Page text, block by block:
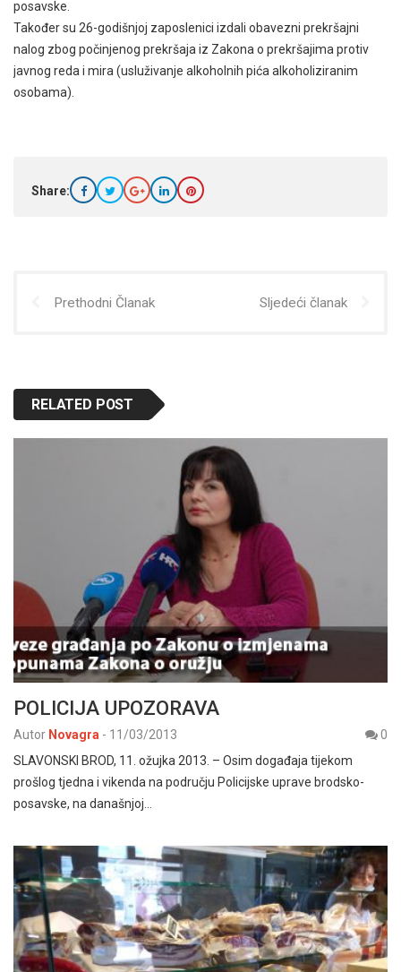
posavske.
Također su 26-godišnjoj zaposlenici izdali obavezni prekršajni
nalog zbog počinjenog prekršaja iz Zakona o prekršajima protiv
javnog reda i mira (usluživanje alkoholnih pića alkoholiziranim
osobama).
Share:
Prethodni Članak Sljedeći članak
RELATED POST
POLICIJA UPOZORAVA
Autor Novagra - 11/03/2013
0
SLAVONSKI BROD, 11. ožujka 2013. – Osim događaja tijekom
prošlog tjedna i vikenda na području Policijske uprave brodsko-
posavske, na današnjoj…